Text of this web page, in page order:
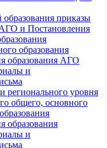
приказы
и Постановления
образования
образования АГО
и
регионального уровня
общего, основного
образования
и